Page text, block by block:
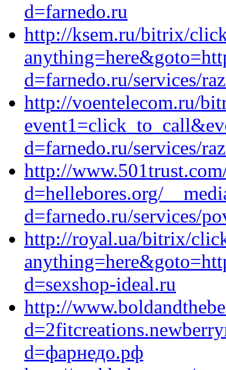
d=farnedo.ru
http://ksem.ru/bitrix/
d=farnedo.ru/services/
http://voentelecom.ru/
d=farnedo.ru/services/
http://
d=hellebores.org/
d=farnedo.ru/services/
http://royal.ua/bitrix/
d=sexshop-ideal.ru
http://
d=фарнедо.рф